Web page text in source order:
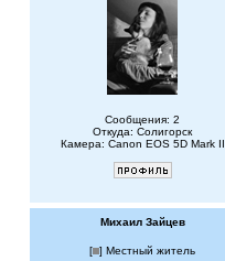
Сообщения: 2
Откуда: Солигорск
Камера: Canon EOS 5D Mark II
Михаил Зайцев
[ ] Местный житель